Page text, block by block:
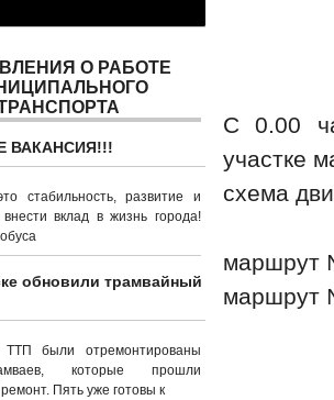
С 0.00
участке
схема
маршрут
маршрут
О РАБОТЕ
ВАКАНСИЯ!!!
стабильность, развитие и
вклад в жизнь города!
обновили трамвайный
были отремонтированы
которые прошли
Пять уже готовы к